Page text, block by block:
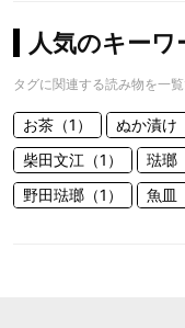
人気のキーワ
タグに関連する読み物を一
お茶（1） ぬか漬け
柴田文江（1）
琺瑯
野田琺瑯（1）
魚皿